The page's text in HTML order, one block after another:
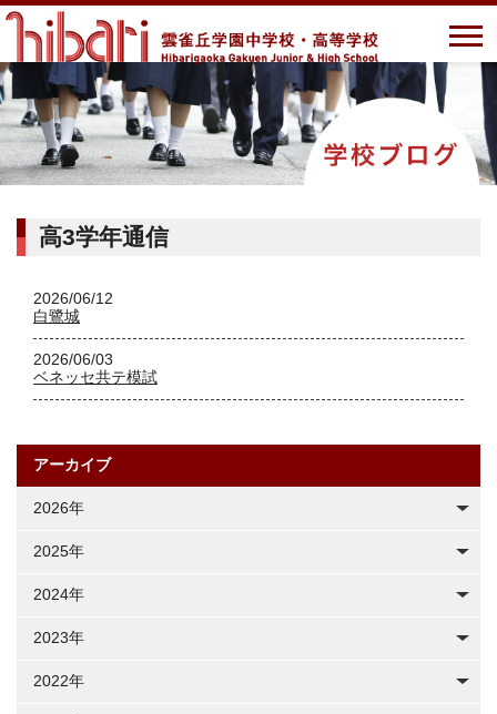
高3学年通信
2026/06/12
白鷺城
2026/06/03
ベネッセ共テ模試
アーカイブ
2026年
2025年
2024年
2023年
2022年